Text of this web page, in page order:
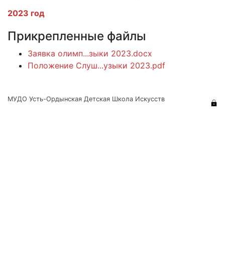
2023 год
Прикрепленные файлы
Заявка олимп...зыки 2023.docx
Положение Слуш...узыки 2023.pdf
МУДО Усть-Ордынская Детская Школа Искусств